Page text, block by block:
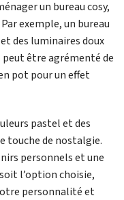
un bureau cosy,
exemple, un bureau
des luminaires doux
peut être agrémenté de
pot pour un effet
pastel et des
touche de nostalgie.
personnels et une
l’option choisie,
personnalité et